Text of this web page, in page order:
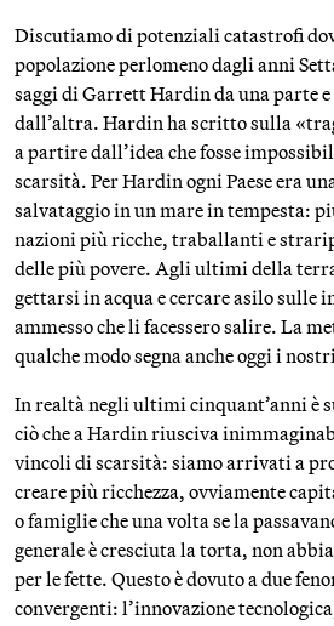
Discutiamo di potenziali catastrofi
popolazione perlomeno dagli anni
saggi di Garrett Hardin da una parte
dall’altra. Hardin ha scritto sulla
a partire dall’idea che fosse
scarsità. Per Hardin ogni Paese era
salvataggio in un mare in tempesta:
nazioni più ricche, traballanti e
delle più povere. Agli ultimi della
gettarsi in acqua e cercare asilo sulle
ammesso che li facessero salire. La
qualche modo segna anche oggi i
In realtà negli ultimi cinquant’anni è
ciò che a Hardin riusciva
vincoli di scarsità: siamo arrivati a
creare più ricchezza, ovviamente
o famiglie che una volta se la
generale è cresciuta la torta, non
per le fette. Questo è dovuto a due
convergenti: l’innovazione